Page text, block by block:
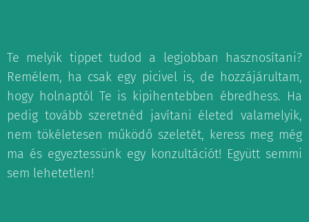
Te melyik tippet tudod a legjobban hasznosítani?
Remélem, ha csak egy picivel is, de hozzájárultam,
hogy holnaptól Te is kipihentebben ébredhess. Ha
pedig tovább szeretnéd javítani életed valamelyik,
nem tökéletesen működő szeletét, keress meg még
ma és egyeztessünk egy konzultációt! Együtt semmi
sem lehetetlen!